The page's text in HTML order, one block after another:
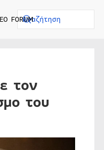
FORUM
τον
του